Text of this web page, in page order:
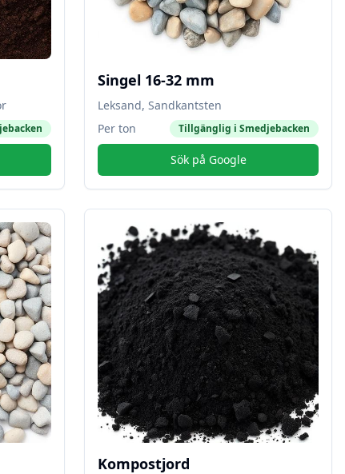
Singel 16-32 mm
Leksand, Sandkantsten
Per ton
Tillgänglig i Smedjebacken
Sök på Google
Kompostjord